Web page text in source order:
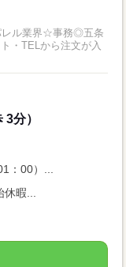
レル業界☆事務◎五条
分）
：00）...
暇...